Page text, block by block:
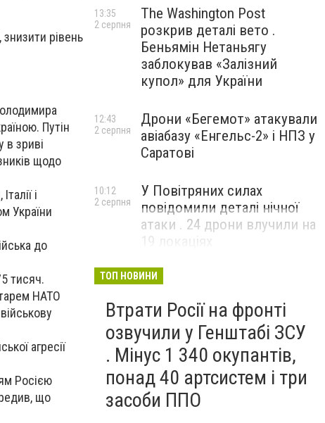
рівень
Путін
в зриві
щодо
і
України
до
тисяч.
НАТО
агресії
Росією
що
The Washington Post
розкрив деталі вето .
Беньямін Нетаньягу
заблокував «Залізний
купол» для України
13:35
2 серпня
Дрони «Бегемот» атакували
авіабазу «Енгельс-2» і НПЗ у
Саратові
12:43
2 серпня
У Повітряних силах
повідомили деталі нічної
атаки . 24 дрони влучили на
19 локаціях
10:12
2 серпня
ТОП НОВИНИ
Втрати Росії на фронті
озвучили у Генштабі ЗСУ
. Мінус 1 340 окупантів,
понад 40 артсистем і три
засоби ППО